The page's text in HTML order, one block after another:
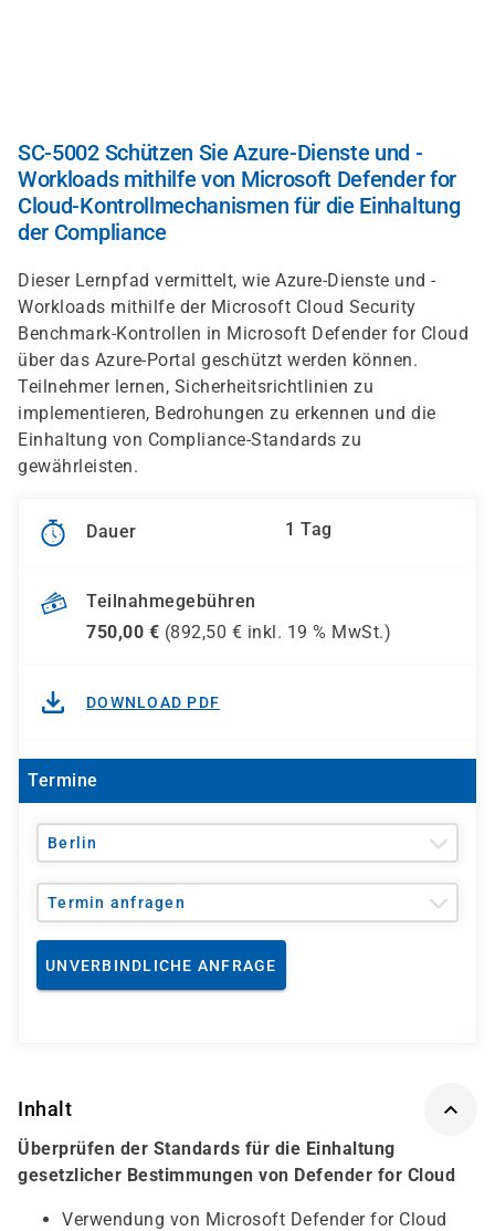
SC-5002 Schützen Sie Azure-Dienste und -
Workloads mithilfe von Microsoft Defender for
Cloud-Kontrollmechanismen für die Einhaltung
der Compliance
Dieser Lernpfad vermittelt, wie Azure-Dienste und -
Workloads mithilfe der Microsoft Cloud Security
Benchmark-Kontrollen in Microsoft Defender for Cloud
über das Azure-Portal geschützt werden können.
Teilnehmer lernen, Sicherheitsrichtlinien zu
implementieren, Bedrohungen zu erkennen und die
Einhaltung von Compliance-Standards zu
gewährleisten.
Dauer 1 Tag
Teilnahmegebühren
750,00 € (892,50 € inkl. 19 % MwSt.)
DOWNLOAD PDF
Termine
Berlin
Termin anfragen
UNVERBINDLICHE ANFRAGE
Inhalt
Überprüfen der Standards für die Einhaltung
gesetzlicher Bestimmungen von Defender for Cloud
Verwendung von Microsoft Defender for Cloud